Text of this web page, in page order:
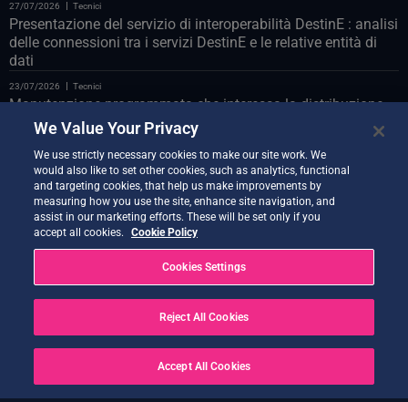
27/07/2026 Tecnici
Presentazione del servizio di interoperabilità DestinE : analisi
delle connessioni tra i servizi DestinE e le relative entità di
dati
23/07/2026 Tecnici
Manutenzione programmata che interessa la distribuzione
Polytope sul databridge LUMI
Tecnici
Manutenzione programmata del portale web il 24 luglio
Tecnici
Vi presentiamo il Co-Design Assistant Demonstrator
21/07/2026
Nuova versione di Quantum Service ora disponibile
20/07/2026 Tecnici
Earth Data Hub di Earth Data Hub il 21 luglio
20/07/2026
RISOLTO – Interruzioni del servizio a seguito di OVH Cloud
We Value Your Privacy
We use strictly necessary cookies to make our site work. We
would also like to set other cookies, such as analytics, functional
and targeting cookies, that help us make improvements by
measuring how you use the site, enhance site navigation, and
assist in our marketing efforts. These will be set only if you
accept all cookies.
Cookie Policy
Cookies Settings
Reject All Cookies
Accept All Cookies